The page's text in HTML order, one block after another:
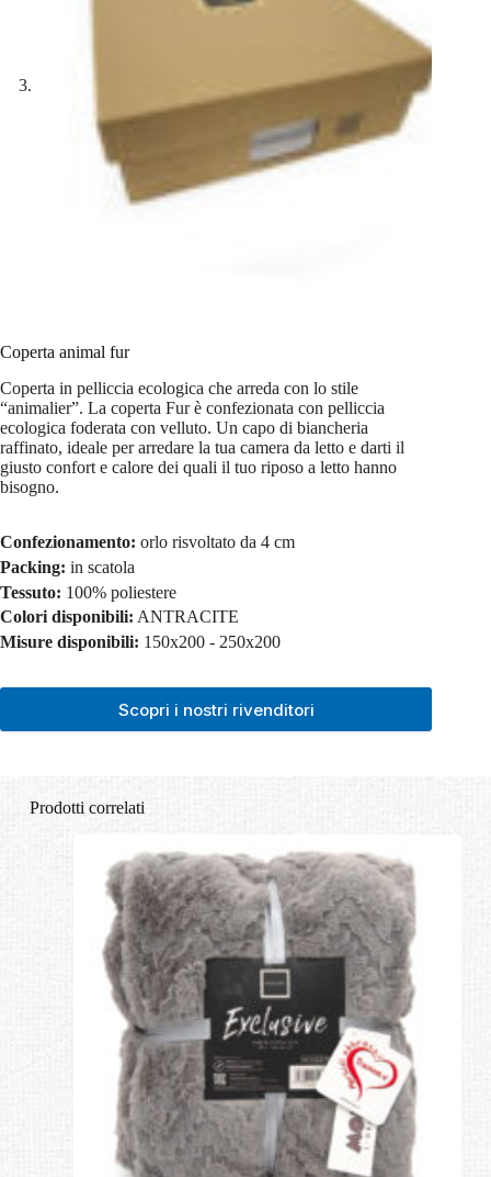
Coperta animal fur
Coperta in pelliccia ecologica che arreda con lo stile
“animalier”. La coperta Fur è confezionata con pelliccia
ecologica foderata con velluto. Un capo di biancheria
raffinato, ideale per arredare la tua camera da letto e darti il
giusto confort e calore dei quali il tuo riposo a letto hanno
bisogno.
Confezionamento: orlo risvoltato da 4 cm
Packing: in scatola
Tessuto: 100% poliestere
Colori disponibili: ANTRACITE
Misure disponibili: 150x200 - 250x200
Scopri i nostri rivenditori
Prodotti correlati